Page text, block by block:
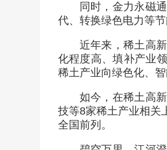
同时，金力永磁
代、转换绿色电力等
近年来，稀土高
化程度高、填补产业
稀土产业向绿色化、
如今，在稀土高
技等8家稀土产业相关
全国前列。